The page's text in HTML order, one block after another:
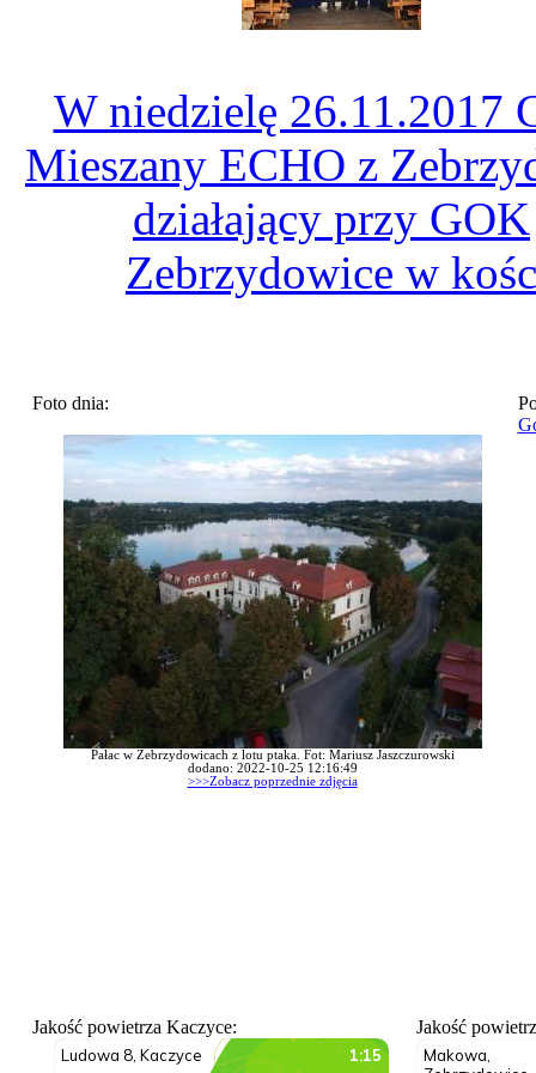
W niedzielę 26.11.2017
Mieszany ECHO z
działający przy GOK
Zebrzydowice w kośc
Foto dnia:
Pałac w Zebrzydowicach z lotu ptaka. Fot: Mariusz Jaszczurowski
dodano: 2022-10-25 12:16:49
>>>Zobacz poprzednie zdjęcia
Jakość powietrza Kaczyce: Jakość